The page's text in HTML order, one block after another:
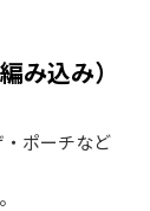
み込み）
ポーチなど